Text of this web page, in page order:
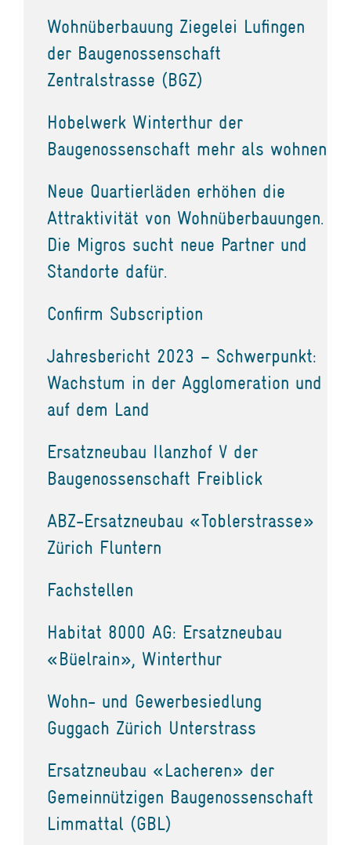
Wohnüberbauung Ziegelei Lufingen
der Baugenossenschaft
Zentralstrasse (BGZ)
Hobelwerk Winterthur der
Baugenossenschaft mehr als wohnen
Neue Quartierläden erhöhen die
Attraktivität von Wohnüberbauungen.
Die Migros sucht neue Partner und
Standorte dafür.
Confirm Subscription
Jahresbericht 2023 – Schwerpunkt:
Wachstum in der Agglomeration und
auf dem Land
Ersatzneubau Ilanzhof V der
Baugenossenschaft Freiblick
ABZ-Ersatzneubau «Toblerstrasse»
Zürich Fluntern
Fachstellen
Habitat 8000 AG: Ersatzneubau
«Büelrain», Winterthur
Wohn- und Gewerbesiedlung
Guggach Zürich Unterstrass
Ersatzneubau «Lacheren» der
Gemeinnützigen Baugenossenschaft
Limmattal (GBL)